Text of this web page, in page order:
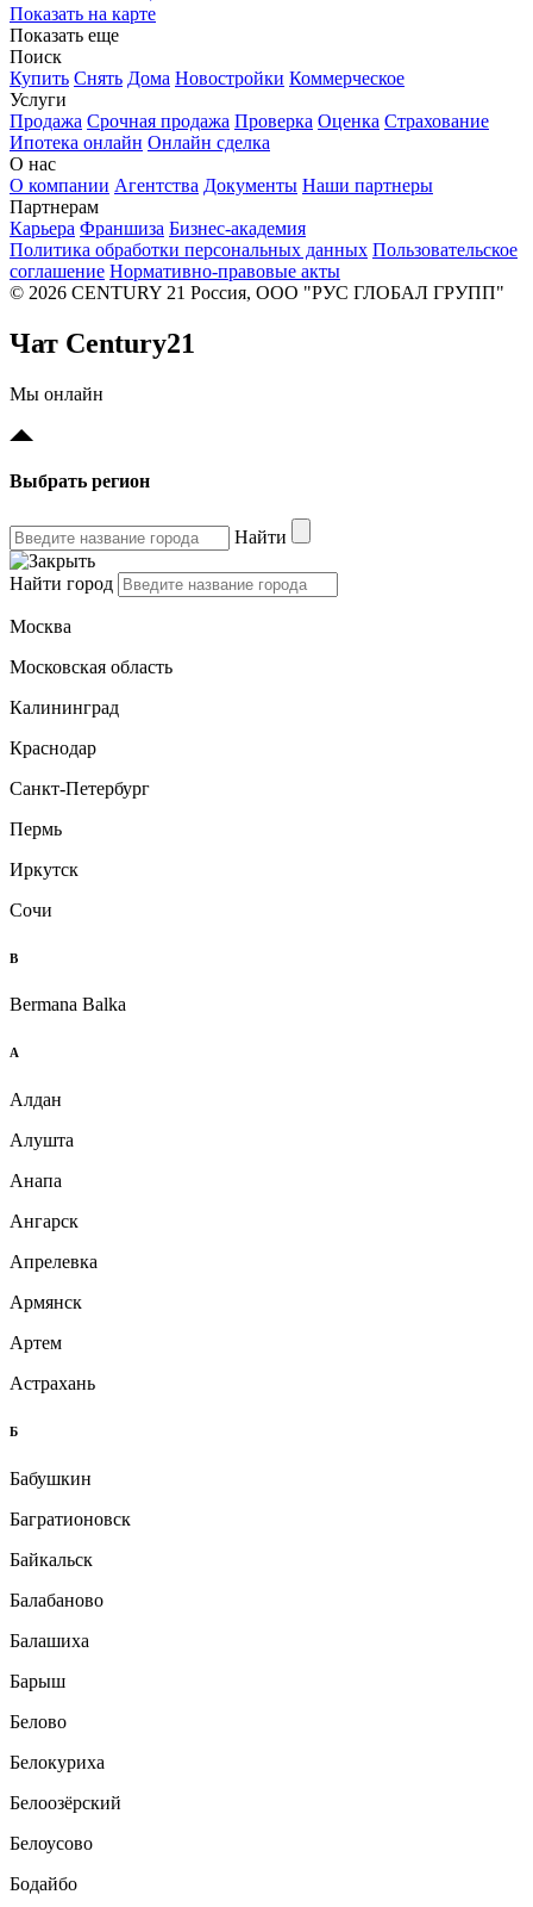
Показать на карте
Показать еще
Поиск
Купить Снять Дома Новостройки Коммерческое
Услуги
Продажа Срочная продажа Проверка Оценка Страхование
Ипотека онлайн Онлайн сделка
О нас
О компании Агентства Документы Наши партнеры
Партнерам
Карьера Франшиза Бизнес-академия
Политика обработки персональных данных Пользовательское
соглашение Нормативно-правовые акты
© 2026 CENTURY 21 Россия, ООО "РУС ГЛОБАЛ ГРУПП"
Чат Century21
Мы онлайн
Выбрать регион
Найти
Найти город
Москва
Московская область
Калининград
Краснодар
Санкт-Петербург
Пермь
Иркутск
Сочи
B
Bermana Balka
А
Алдан
Алушта
Анапа
Ангарск
Апрелевка
Армянск
Артем
Астрахань
Б
Бабушкин
Багратионовск
Байкальск
Балабаново
Балашиха
Барыш
Белово
Белокуриха
Белоозёрский
Белоусово
Бодайбо